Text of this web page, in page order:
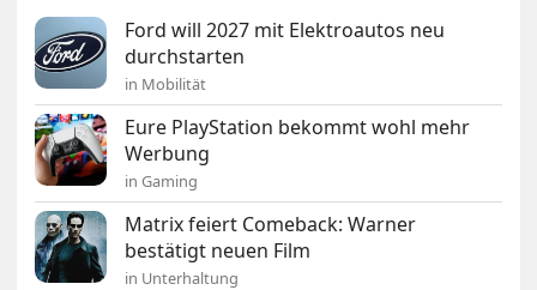
Ford will 2027 mit Elektroautos neu
durchstarten
in Mobilität
Eure PlayStation bekommt wohl mehr
Werbung
in Gaming
Matrix feiert Comeback: Warner
bestätigt neuen Film
in Unterhaltung